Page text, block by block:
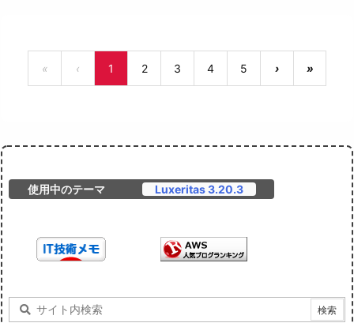
« ‹ 1 2 3 4 5 › »
使用中のテーマ Luxeritas 3.20.3